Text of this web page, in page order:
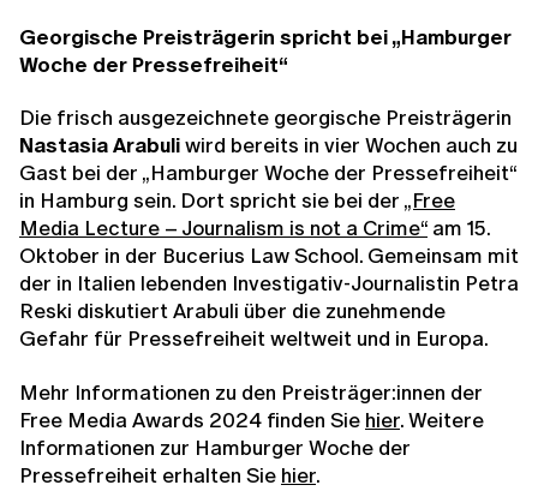
Georgische Preisträgerin spricht bei „Hamburger
Woche der Pressefreiheit“
Die frisch ausgezeichnete georgische Preisträgerin
Nastasia Arabuliwird bereits in vier Wochen auch zu
Gast bei der „Hamburger Woche der Pressefreiheit“
in Hamburg sein. Dort spricht sie bei der „Free
Media Lecture – Journalism is not a Crime“ am 15.
Oktober in der Bucerius Law School. Gemeinsam mit
der in Italien lebenden Investigativ-Journalistin Petra
Reski diskutiert Arabuli über die zunehmende
Gefahr für Pressefreiheit weltweit und in Europa.
Mehr Informationen zu den Preisträger:innen der
Free Media Awards 2024 finden Sie hier. Weitere
Informationen zur Hamburger Woche der
Pressefreiheit erhalten Sie hier.